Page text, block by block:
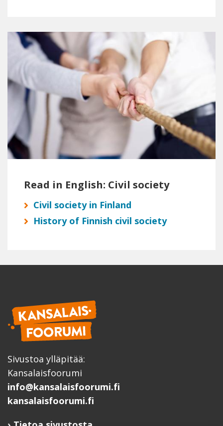
Read in English: Civil society
Civil society in Finland
History of Finnish civil society
Sivustoa ylläpitää:
Kansalaisfoorumi
info@kansalaisfoorumi.fi
kansalaisfoorumi.fi